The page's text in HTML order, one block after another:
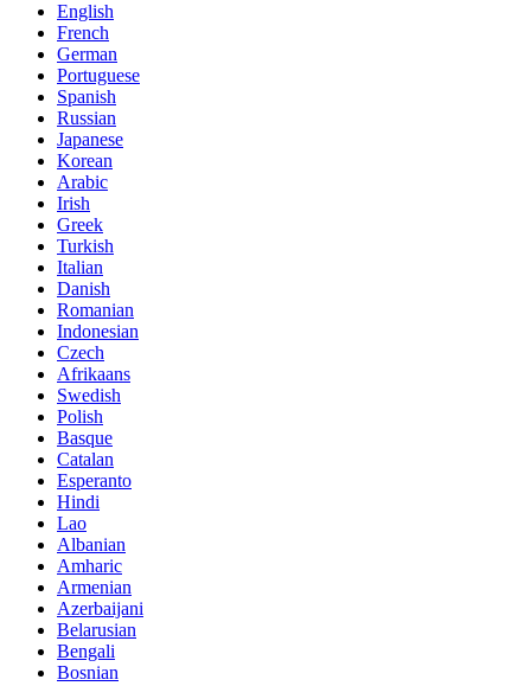
English
French
German
Portuguese
Spanish
Russian
Japanese
Korean
Arabic
Irish
Greek
Turkish
Italian
Danish
Romanian
Indonesian
Czech
Afrikaans
Swedish
Polish
Basque
Catalan
Esperanto
Hindi
Lao
Albanian
Amharic
Armenian
Azerbaijani
Belarusian
Bengali
Bosnian